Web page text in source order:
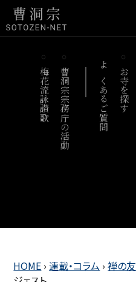
梅花流詠讃歌 曹洞宗宗務庁の活動 よくあるご質問 お寺を探す
HOME › 連載・コラム › 禅の友